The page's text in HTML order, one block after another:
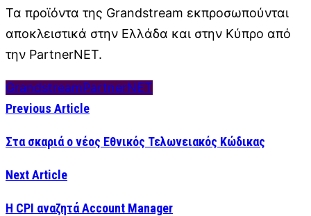
Τα προϊόντα της Grandstream εκπροσωπούνται
αποκλειστικά στην Ελλάδα και στην Κύπρο από
την PartnerNET.
GrandstreamPartnerNET
Previous Article
Στα σκαριά ο νέος Εθνικός Τελωνειακός Κώδικας
Next Article
Η CPI αναζητά Account Manager